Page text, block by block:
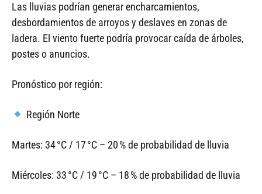
Las lluvias podrían generar encharcamientos,
desbordamientos de arroyos y deslaves en zonas de
ladera. El viento fuerte podría provocar caída de árboles,
postes o anuncios.
Pronóstico por región:
Región Norte
Martes: 34 °C / 17 °C – 20 % de probabilidad de lluvia
Miércoles: 33 °C / 19 °C – 18 % de probabilidad de lluvia